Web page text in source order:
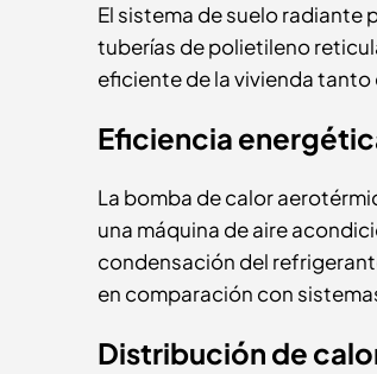
El sistema de suelo radiante
tuberías de polietileno
eficiente de la vivienda
Eficiencia
La bomba de calor
una máquina de aire
condensación del
en comparación con
Distribución de